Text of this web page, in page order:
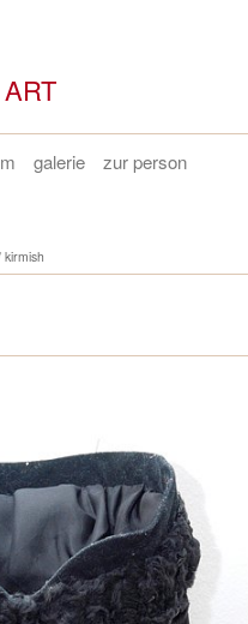
galerie zur person
kirmish